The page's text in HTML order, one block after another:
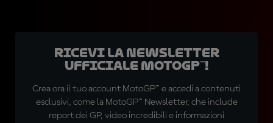
Ricevi la newsletter
ufficiale MotoGP™!
Crea ora il tuo account MotoGP™ e accedi a contenuti
esclusivi, come la MotoGP™ Newsletter, che include
report dei GP, video incredibili e informazioni